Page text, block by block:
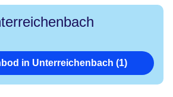
in Unterreichenbach (1)